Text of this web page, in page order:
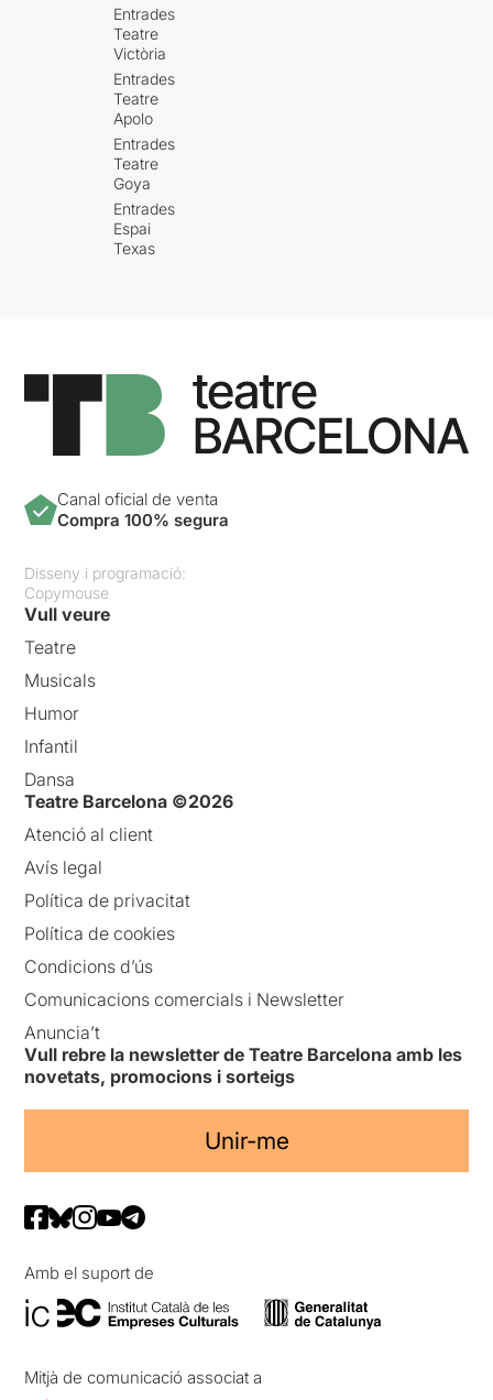
Entrades
Teatre
Victòria
Entrades
Teatre
Apolo
Entrades
Teatre
Goya
Entrades
Espai
Texas
Canal oficial de venta
Compra 100% segura
Disseny i programació:
Copymouse
Vull veure
Teatre
Musicals
Humor
Infantil
Dansa
Teatre Barcelona ©2026
Atenció al client
Avís legal
Política de privacitat
Política de cookies
Condicions d’ús
Comunicacions comercials i Newsletter
Anuncia’t
Vull rebre la newsletter de Teatre Barcelona amb les
novetats, promocions i sorteigs
Unir-me
Amb el suport de
Mitjà de comunicació associat a